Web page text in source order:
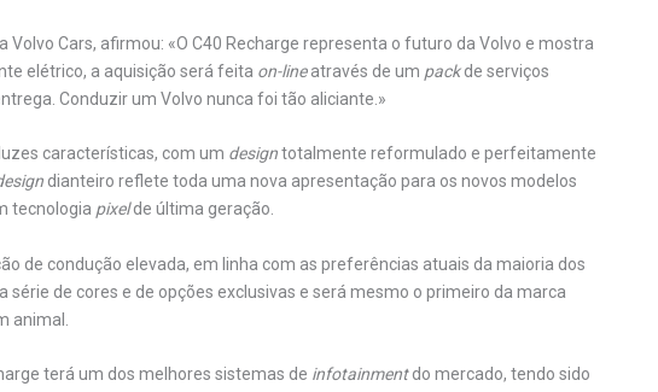
Volvo Cars, afirmou: «O C40 Recharge representa o futuro da Volvo e mostra
elétrico, a aquisição será feita on-lineatravés de um packde serviços
Conduzir um Volvo nunca foi tão aliciante.»
características, com um designtotalmente reformulado e perfeitamente
dianteiro reflete toda uma nova apresentação para os novos modelos
tecnologia pixelde última geração.
de condução elevada, em linha com as preferências atuais da maioria dos
de cores e de opções exclusivas e será mesmo o primeiro da marca
animal.
terá um dos melhores sistemas de infotainmentdo mercado, tendo sido